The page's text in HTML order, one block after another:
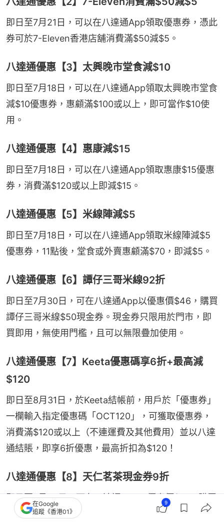
即日至7月21日，可以在八達通App領取優惠券，憑此
券可於7-Eleven香港店舖消費滿$50減$5。
八達通優惠【3】太興晚市堂食減$10
即日至7月18日，可以在八達通App領取太興晚市堂食
減$10優惠券，惠顧滿$100或以上，即可當作$10使
用。
八達通優惠【4】惠康減$15
即日至7月18日，可以在八達通App領取惠康$15優惠
券，消費滿$120或以上即減$15。
八達通優惠【5】米線陣減$5
即日至7月18日，可以在八達通App領取米線陣減$5
優惠券，11點後，堂食或外賣惠顧滿$70，即減$5。
八達通優惠【6】譚仔三哥米線92折
即日至7月30日，可在八達通App以優惠價$46，購買
譚仔三哥米線$50現金券。現金券只限用於門市，即
買即用，無使用門檻，且可以無限疊加使用。
八達通優惠【7】Keeta優惠碼享6折+最高減
$120
即日至8月31日，於Keeta結帳前，用戶於「優惠券」
一欄輸入指定優惠碼「OCT120」，可獲取優惠券，
消費滿$120或以上（不連運費及其他費用）並以八達
通結賬，即享6折優惠，最高折扣為$120！
八達通優惠【8】天仁茗茶現金券9折
即日至7月30日，可在八達通App以優惠價$22.5購買
$25天仁茗茶電子現金券，一次交易可同時使用多
在Google
追蹤《香港01》
9